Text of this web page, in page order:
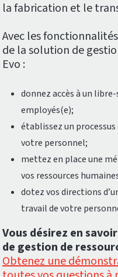
la fabrication et le
Avec les
de la solution de
Evo :
donnez accès à un
employés(e);
établissez un
votre personnel;
mettez en place une
vos ressources
dotez vos directions
travail de votre
Vous désirez en
de gestion de
Obtenez une